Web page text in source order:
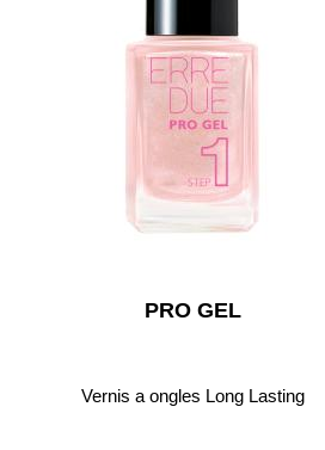
PRO GEL
Vernis a ongles Long Lasting